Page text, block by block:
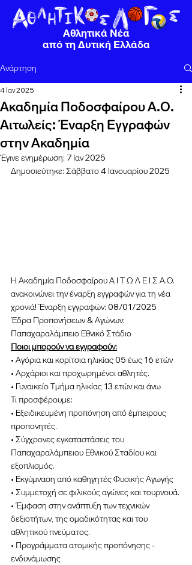
Αθλητικά Νέα
από τη Δυτική Ελλάδα
Ανάρτηση
Ακαδημία Ποδοσφαίρου Α.Ο.
Αιτωλείς: Έναρξη Εγγραφών
στην Ακαδημία
4 Ιαν 2025
Έγινε ενημέρωση: 7 Ιαν 2025
Δημοσιεύτηκε: Σάββατο 4 Ιανουαρίου 2025
Η Ακαδημία Ποδοσφαίρου Α Ι Τ Ω Λ Ε Ι Σ Α.Ο.
ανακοινώνει την έναρξη εγγραφών για τη νέα
χρονιά! Έναρξη εγγραφών: 08/01/2025
Έδρα Προπονήσεων & Αγώνων:
Παπαχαραλάμπειο Εθνικό Στάδιο
Ποιοι μπορούν να εγγραφούν:
• Αγόρια και κορίτσια ηλικίας 05 έως 16 ετών
• Αρχάριοι και προχωρημένοι αθλητές.
• Γυναικείο Τμήμα ηλικίας 13 ετών και άνω
Τι προσφέρουμε:
• Εξειδικευμένη προπόνηση από έμπειρους
προπονητές.
• Σύγχρονες εγκαταστάσεις του
Παπαχαραλάμπειου Εθνικού Σταδίου και
εξοπλισμός.
• Εκγύμναση από καθηγητές Φυσικής Αγωγής
• Συμμετοχή σε φιλικούς αγώνες και τουρνουά.
• Έμφαση στην ανάπτυξη των τεχνικών
δεξιοτήτων, της ομαδικότητας και του
αθλητικού πνεύματος.
• Προγράμματα ατομικής προπόνησης -
ενδυνάμωσης